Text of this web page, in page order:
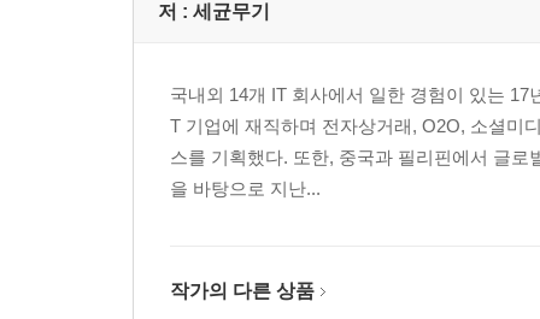
저 : 세균무기
국내외 14개 IT 회사에서 일한 경험이 있는
T 기업에 재직하며 전자상거래, O2O, 소셜미
스를 기획했다. 또한, 중국과 필리핀에서 글
을 바탕으로 지난...
작가의 다른 상품